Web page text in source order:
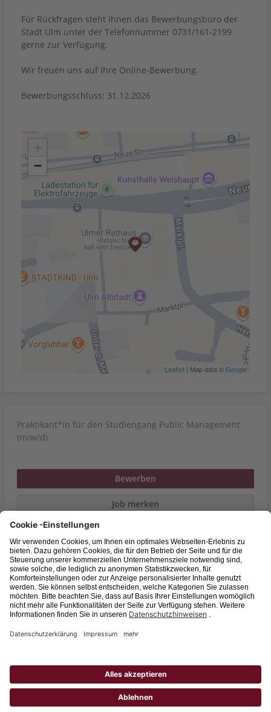
Für Rückfragen steht Ihnen das Bewerbungsbüro der
Stadt Ulm unter der Telefonnummer 0731/161-2199
gerne zur Verfügung.
Wir freuen uns auf Ihre Online-Bewerbung.
Bewerbungsschluss: 31.12.2026
−
Leaflet | Map data ©Google
Praktikant*in für den Studiengang Public Management
(m/w/d)
Bewerben
Job merken
Stadt Ulm
Marktplatz 1, 89073 Ulm
Befristeter Vertrag, Praktikum
Veröffentlicht am 02.01.2026
Nach weiteren Jobs suchen